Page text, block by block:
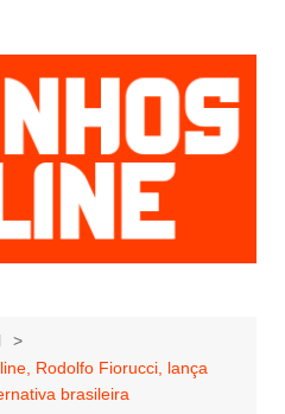
Rodolfo Fiorucci, lança
brasileira